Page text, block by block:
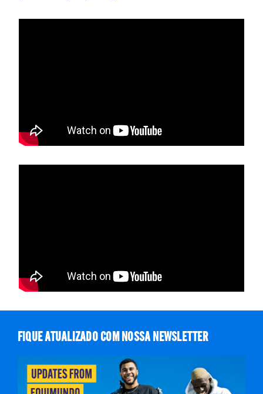
FIQUE ATUALIZADO COM NOSSA NEWSLETTER